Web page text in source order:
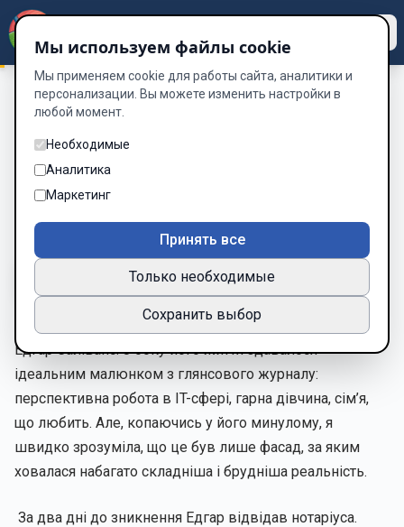
Не тією стежкою.
Розалі
Глава 5. Як із цим боротися? Від
імені Розалі
Глава 5 из 17
Шрифт
Едгар Саліванс. З боку його життя здавалося
ідеальним малюнком з глянсового журналу:
перспективна робота в IT-сфері, гарна дівчина, сім’я,
що любить. Але, копаючись у його минулому, я
швидко зрозуміла, що це був лише фасад, за яким
ховалася набагато складніша і брудніша реальність.
За два дні до зникнення Едгар відвідав нотаріуса.
Мы используем файлы cookie
Мы применяем cookie для работы сайта, аналитики и
персонализации. Вы можете изменить настройки в
любой момент.
Необходимые
Аналитика
Маркетинг
Принять все
Только необходимые
Сохранить выбор